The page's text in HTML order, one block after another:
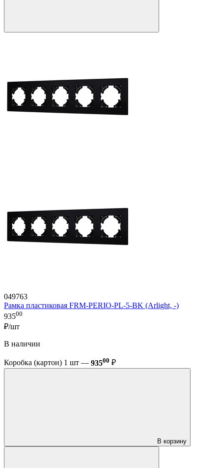
049763
Рамка пластиковая FRM-PERIO-PL-5-BK (Arlight, -)
93500
₽/шт
В наличии
Коробка (картон) 1 шт — 93500 ₽
В корзину